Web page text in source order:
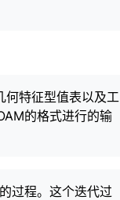
何特征型值表以及工
的格式进行的输
过程。这个迭代过